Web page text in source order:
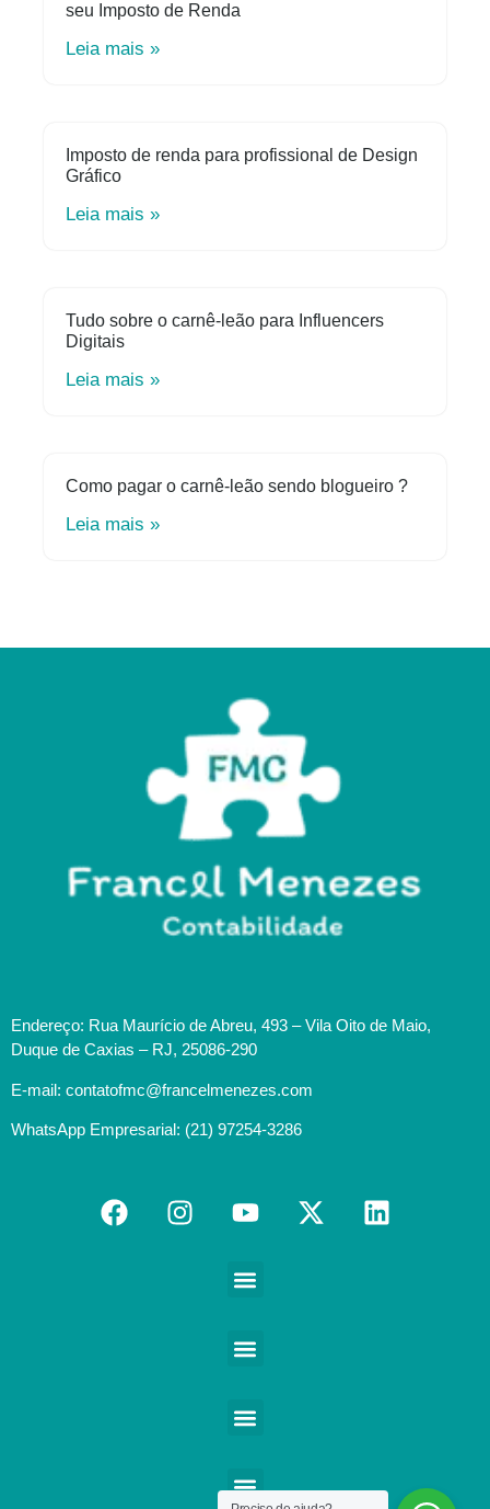
seu Imposto de Renda
Leia mais »
Imposto de renda para profissional de Design
Gráfico
Leia mais »
Tudo sobre o carnê-leão para Influencers
Digitais
Leia mais »
Como pagar o carnê-leão sendo blogueiro ?
Leia mais »
Endereço: Rua Maurício de Abreu, 493 – Vila Oito de Maio,
Duque de Caxias – RJ, 25086-290
E-mail: contatofmc@francelmenezes.com
WhatsApp Empresarial: (21) 97254-3286